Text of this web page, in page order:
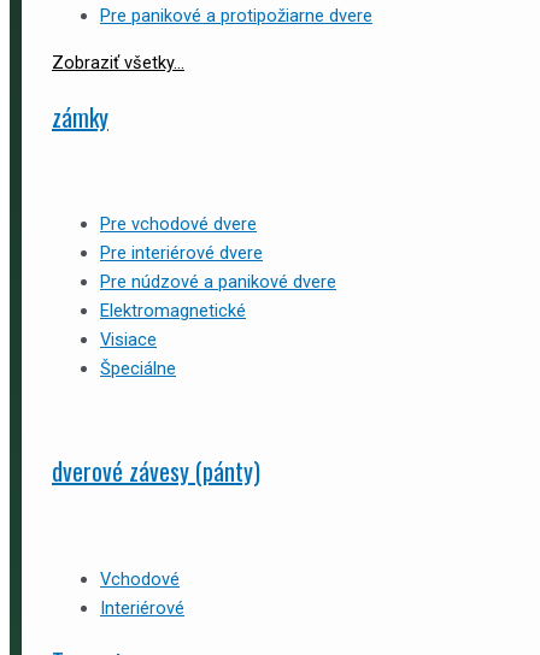
Pre panikové a protipožiarne dvere
Zobraziť všetky...
zámky
Pre vchodové dvere
Pre interiérové dvere
Pre núdzové a panikové dvere
Elektromagnetické
Visiace
Špeciálne
dverové závesy (pánty)
Vchodové
Interiérové